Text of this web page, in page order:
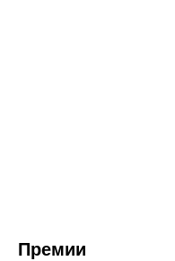
Премии